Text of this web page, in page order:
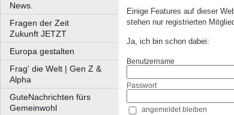
News.
Fragen der Zeit
Zukunft JETZT
Europa gestalten
Frag' die Welt | Gen Z &
Alpha
GuteNachrichten fürs
Gemeinwohl
Einige Features auf dieser
stehen nur registrierten
Ja, ich bin schon dabei:
Benutzername
Passwort
angemeldet bleiben